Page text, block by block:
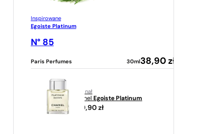
Inspirowane
Egoiste Platinum
N° 85
Paris Perfumes 30ml 38,90 zł
oryginał
Chanel Egoiste Platinum
689,90 zł